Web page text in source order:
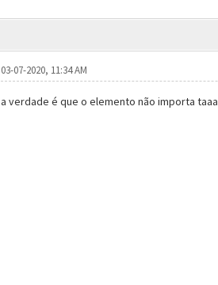
03-07-2020, 11:34 AM
a verdade é que o elemento não importa